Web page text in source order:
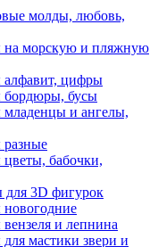
молды, любовь,
морскую и пляжную
цифры
бусы
и ангелы,
бабочки,
3D фигурок
и лепнина
мастики звери и